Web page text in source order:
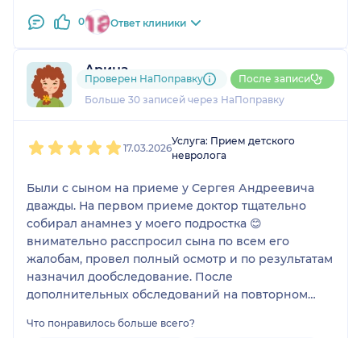
приятное впечатление, всё объяснил, относился
очень вежливо. Изучил результаты предыдущих
0 Ответ клиники
Арина
12 отзывови1 оценка
Больше 30 записей через НаПоправку
Проверен НаПоправку После записи
17.03.2026
Услуга: Прием детского
невролога
Были с сыном на приеме у Сергея Андреевича
дважды. На первом приеме доктор тщательно
собирал анамнез у моего подростка 😊
внимательно расспросил сына по всем его
жалобам, провел полный осмотр и по результатам
назначил дообследование. После
дополнительных обследований на повторном
нужно в дальнейшем обращать внимание, дал
Что понравилось больше всего?